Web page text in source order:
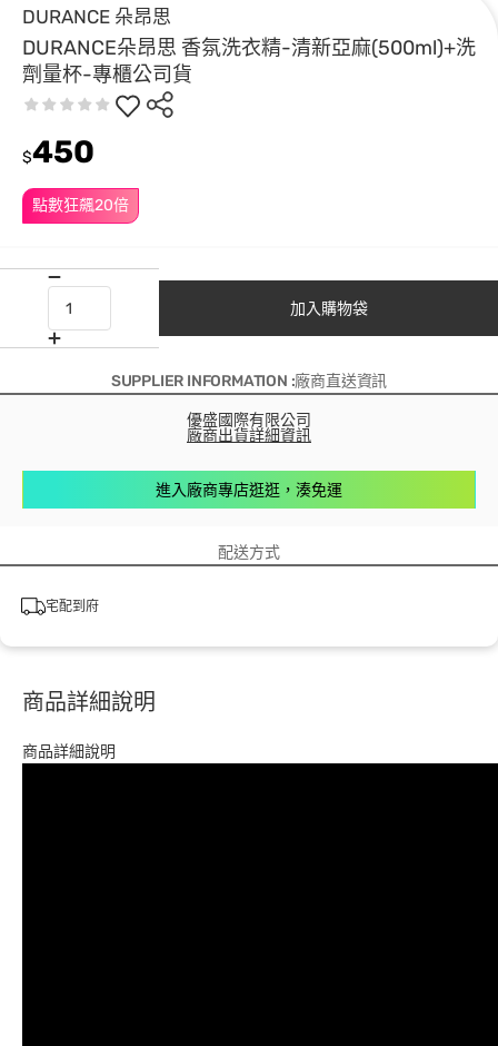
DURANCE 朵昂思
DURANCE朵昂思 香氛洗衣精-清新亞麻(500ml)+洗
劑量杯-專櫃公司貨
點數狂飆20倍
$450
加入購物袋
SUPPLIER INFORMATION :廠商直送資訊
優盛國際有限公司
廠商出貨詳細資訊
進入廠商專店逛逛，湊免運
配送方式
宅配到府
商品詳細說明
商品詳細說明